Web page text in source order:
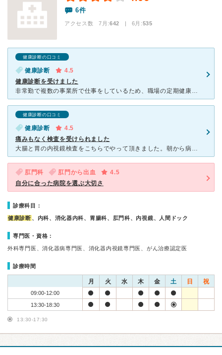
6件
アクセス数 7月:642 | 6月:535
健康診断の口コミ
健康診断
4.5
健康診断を受けました
非常勤で複数の事業所で仕事をしているため、職場の定期健康診断を受診できず、ネットで予約ができるこちらの健康診断を受けました。 健診専門のフロアがあるわけではなく、消化器科クリニックの中で患者さんとま
健康診断の口コミ
健康診断
4.5
痛みもなく検査を受けられました
大腸と胃の内視鏡検査をこちらでやって頂きました。朝から病院へ伺い、個室（とまではいきませんが、カーテンで仕切られている部屋）で半日かけて下剤を飲みます。事前に看護師さんが検査内容について詳しく説明して
肛門科 肛門から出血
4.5
自分に合った病院を選ぶ大切さ
診療科目：
健康診断 、内科、消化器内科、胃腸科、肛門科、内視鏡、人間ドック
専門医・資格：
外科専門医、消化器病専門医、消化器内視鏡専門医、がん治療認定医
診療時間
月 火 水 木 金 土 日 祝
09:00-12:00
13:30-18:30
13:30-17:30